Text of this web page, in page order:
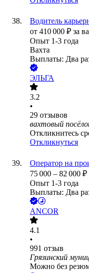
Водитель
от 410 000 ₽ за
Опыт 1-3 года
Вахта
Выплаты: Два
ЭЛЬГА
3.2
•
29 отзывов
вахтовый
Откликнитесь
Откликнуться
Оператор на
75 000 – 82 000 ₽
Опыт 1-3 года
Выплаты: Два
ANCOR
4.1
•
991 отзыв
Грязинский
Можно без